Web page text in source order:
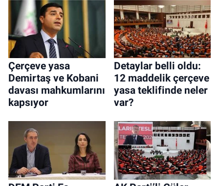
Çerçeve yasa
Demirtaş ve Kobani
davası mahkumlarını
kapsıyor
Detaylar belli oldu:
12 maddelik çerçeve
yasa teklifinde neler
var?